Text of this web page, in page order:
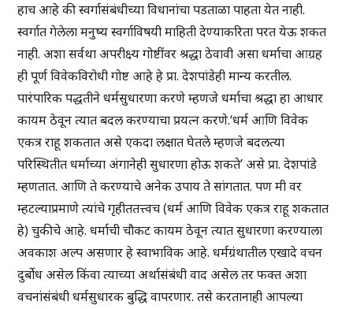
हाच आहे की स्वर्गासंबंधीच्या विधानांचा पडताळा पाहता येत नाही.
स्वर्गात गेलेला मनुष्य स्वर्गाविषयी माहिती देण्याकरिता परत येऊ शकत
नाही. अशा सर्वथा अपरीक्ष्य गोष्टींवर श्रद्धा ठेवावी असा धर्माचा आग्रह
ही पूर्ण विवेकविरोधी गोष्ट आहे हे प्रा. देशपांडेही मान्य करतील.
पारंपारिक पद्धतीने धर्मसुधारणा करणे म्हणजे धर्माचा श्रद्धा हा आधार
कायम ठेवून त्यात बदल करण्याचा प्रयत्न करणे.‘धर्म आणि विवेक
एकत्र राहू शकतात असे एकदा लक्षात घेतले म्हणजे बदलत्या
परिस्थितीत धर्माच्या अंगानेही सुधारणा होऊ शकते’ असे प्रा. देशपांडे
म्हणतात. आणि ते करण्याचे अनेक उपाय ते सांगतात. पण मी वर
म्हटल्याप्रमाणे त्यांचे गृहीततत्त्वच (धर्म आणि विवेक एकत्र राहू शकतात
हे) चुकीचे आहे. धर्माची चौकट कायम ठेवून त्यात सुधारणा करण्याला
अवकाश अल्प असणार हे स्वाभाविक आहे. धर्मग्रंथातील एखादे वचन
दुर्बोध असेल किंवा त्याच्या अर्थासंबंधी वाद असेल तर फक्त अशा
वचनांसंबंधी धर्मसुधारक बुद्धि वापरणार. तसे करतानाही आपल्या